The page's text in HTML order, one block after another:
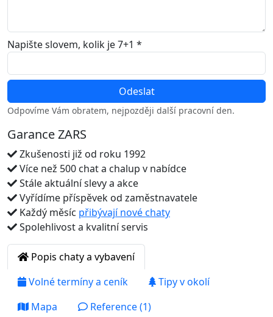
Napište slovem, kolik je 7+1 *
Odpovíme Vám obratem, nejpozději další pracovní den.
Garance ZARS
Zkušenosti již od roku 1992
Více než 500 chat a chalup v nabídce
Stále aktuální slevy a akce
Vyřídíme příspěvek od zaměstnavatele
Každý měsíc přibývají nové chaty
Spolehlivost a kvalitní servis
Popis chaty a vybavení
Volné termíny a ceník
Tipy v okolí
Mapa
Reference (1)